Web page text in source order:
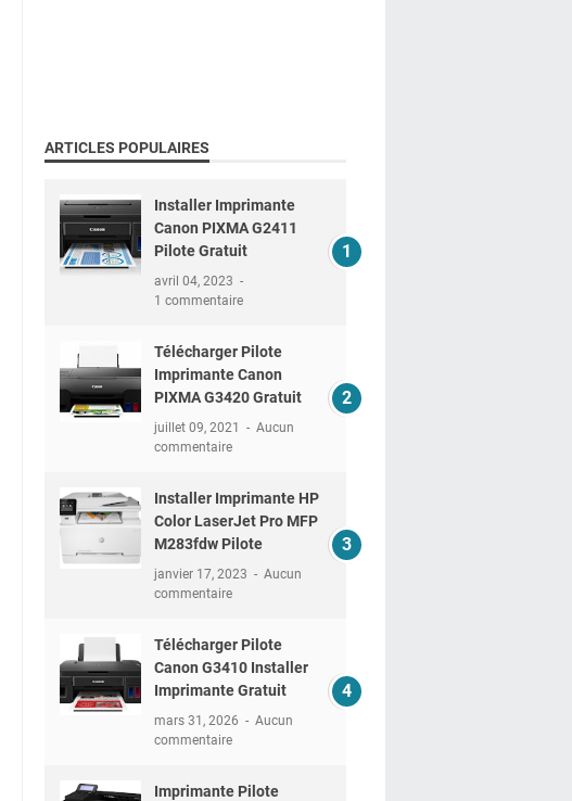
ARTICLES POPULAIRES
Installer Imprimante
Canon PIXMA G2411
Pilote Gratuit
avril 04, 2023
1 commentaire
Télécharger Pilote
Imprimante Canon
PIXMA G3420 Gratuit
juillet 09, 2021
Aucun
commentaire
Installer Imprimante HP
Color LaserJet Pro MFP
M283fdw Pilote
janvier 17, 2023
Aucun
commentaire
Télécharger Pilote
Canon G3410 Installer
Imprimante Gratuit
mars 31, 2026
Aucun
commentaire
Imprimante Pilote